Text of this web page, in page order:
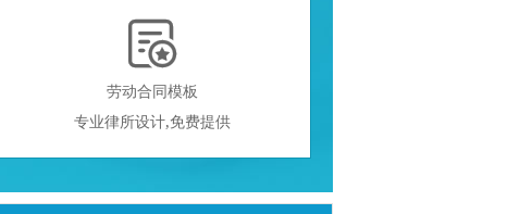

劳动合同模板
专业律所设计,免费提供